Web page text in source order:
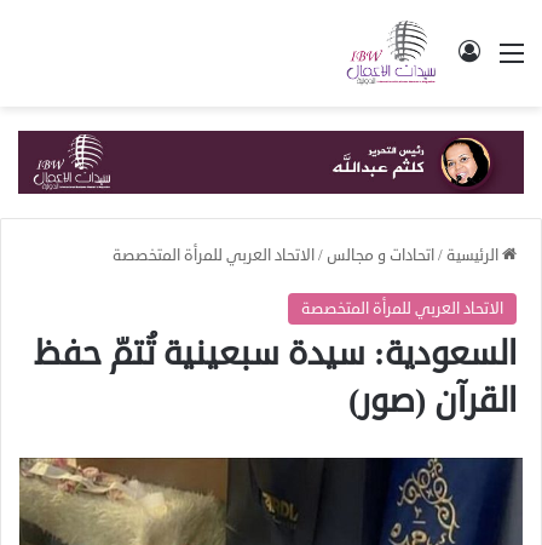
القائمة تسجيل الدخول
الرئيسية/اتحادات و مجالس /الاتحاد العربي للمرأة المتخصصة
الاتحاد العربي للمرأة المتخصصة
السعودية: سيدة سبعينية تُتمّ حفظ
القرآن (صور)